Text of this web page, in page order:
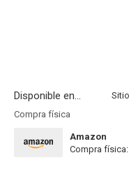
Disponible en...
Compra física
Amazon
Compra física: